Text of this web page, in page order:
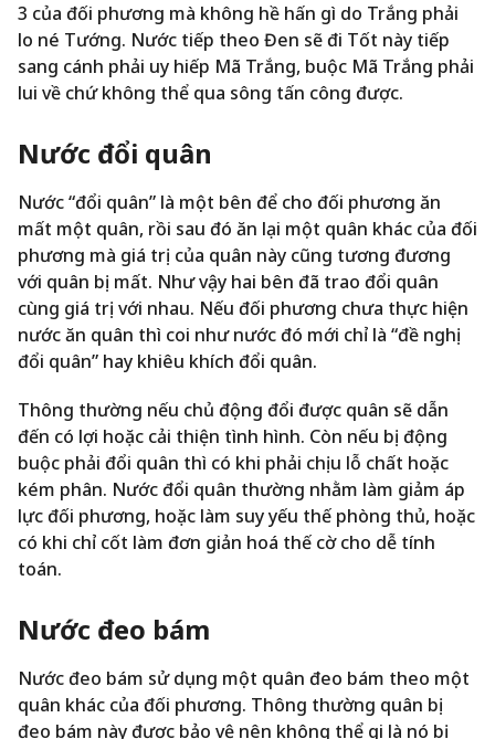
3 của đối phương mà không hề hấn gì do Trắng phải
lo né Tướng. Nước tiếp theo Đen sẽ đi Tốt này tiếp
sang cánh phải uy hiếp Mã Trắng, buộc Mã Trắng phải
lui về chứ không thể qua sông tấn công được.
Nước đổi quân
Nước “đổi quân” là một bên để cho đối phương ăn
mất một quân, rồi sau đó ăn lại một quân khác của đối
phương mà giá trị của quân này cũng tương đương
với quân bị mất. Như vậy hai bên đã trao đổi quân
cùng giá trị với nhau. Nếu đối phương chưa thực hiện
nước ăn quân thì coi như nước đó mới chỉ là “đề nghị
đổi quân” hay khiêu khích đổi quân.
Thông thường nếu chủ động đổi được quân sẽ dẫn
đến có lợi hoặc cải thiện tình hình. Còn nếu bị động
buộc phải đổi quân thì có khi phải chịu lỗ chất hoặc
kém phân. Nước đổi quân thường nhằm làm giảm áp
lực đối phương, hoặc làm suy yếu thế phòng thủ, hoặc
có khi chỉ cốt làm đơn giản hoá thế cờ cho dễ tính
toán.
Nước đeo bám
Nước đeo bám sử dụng một quân đeo bám theo một
quân khác của đối phương. Thông thường quân bị
đeo bám này được bảo vệ nên không thể gọi là nó bị